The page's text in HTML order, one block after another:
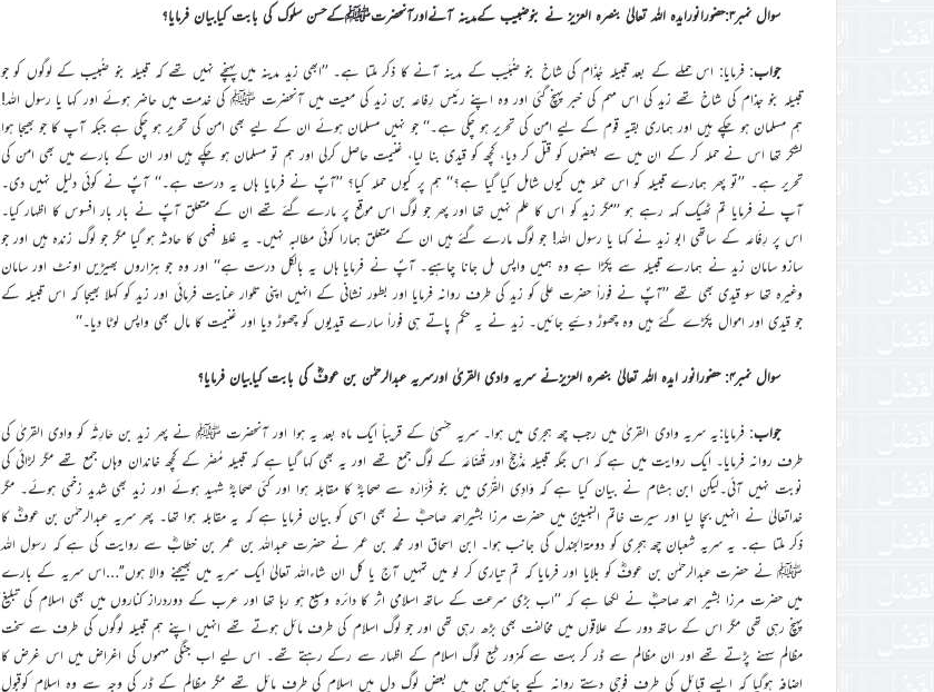
سوال نمبر۳:حضورانورایدہ اللہ تعالیٰ بنصرہ العزیز نے بنوضبیب کےمدینہ آنےاورآنحضرتﷺکےحسن سلوک کی بابت کیابیان فرمایا؟
جواب: فرمایا: اس حملے کے بعد قبیلہ جُذَام کی شاخ بنو ضُبَیب کے مدینہ آنے کا ذکر ملتا ہے۔ ’’ابھی زید مدینہ میں پہنچے نہیں تھے کہ قبیلہ بنو ضُبیب کے لوگوں کو جو
قبیلہ بنو جذام کی شاخ تھے زید کی اس مہم کی خبر پہنچ گئی اور وہ اپنے رئیس رِفاعہ بن زید کی معیت میں آنحضرت ﷺ کی خدمت میں حاضر ہوئے اور کہا یا رسول اللہ!
ہم مسلمان ہو چکے ہیں اور ہماری بقیہ قوم کے لیے امن کی تحریر ہو چکی ہے۔‘‘ جو نہیں مسلمان ہوئے ان کے لیے بھی امن کی تحریر ہو چکی ہے جبکہ آپ کا جو بھیجا ہوا
لشکر تھا اس نے حملہ کر کے ان میں سے بعضوں کو قتل کر دیا، کچھ کو قیدی بنا لیا، غنیمت حاصل کرلی اور ہم تو مسلمان ہو چکے ہیں اور ان کے بارے میں بھی امن کی
تحریر ہے۔ ’’تو پھر ہمارے قبیلہ کو اس حملہ میں کیوں شامل کیا گیا ہے؟‘‘ ہم پر کیوں حملہ کیا؟ ’’آپؐ نے فرمایا ہاں یہ درست ہے۔‘‘ آپؐ نے کوئی دلیل نہیں دی۔
آپ نے فرمایا تم ٹھیک کہہ رہے ہو ’’مگر زید کو اس کا علم نہیں تھا اور پھر جو لوگ اس موقع پر مارے گئے تھے ان کے متعلق آپؐ نے بار بار افسوس کا اظہار کیا۔
اس پر رِفَاعہ کے ساتھی ابو زید نے کہا یا رسول اللہ! جو لوگ مارے گئے ہیں ان کے متعلق ہمارا کوئی مطالبہ نہیں۔ یہ غلط فہمی کا حادثہ ہو گیا مگر جو لوگ زندہ ہیں اور جو
سازو سامان زید نے ہمارے قبیلہ سے پکڑا ہے وہ ہمیں واپس مل جانا چاہیے۔ آپؐ نے فرمایا ہاں یہ بالکل درست ہے‘‘ اور وہ جو ہزاروں بھیڑیں اونٹ اور سامان
وغیرہ تھا سو قیدی بھی تھے ’’آپؐ نے فوراً حضرت علی کو زید کی طرف روانہ فرمایا اور بطور نشانی کے انہیں اپنی تلوار عنایت فرمائی اور زید کو کہلا بھیجا کہ اس قبیلہ کے
جو قیدی اور اموال پکڑے گئے ہیں وہ چھوڑ دئیے جائیں۔ زید نے یہ حکم پاتے ہی فوراً سارے قیدیوں کو چھوڑ دیا اور غنیمت کا مال بھی واپس لوٹا دیا۔‘‘
سوال نمبر۴: حضورانور ایدہ اللہ تعالیٰ بنصرہ العزیزنے سریہ وادی القریٰ اورسریہ عبدالرحمٰن بن عوفؓ کی بابت کیابیان فرمایا؟
جواب: فرمایا:یہ سریہ وادی القریٰ میں رجب چھ ہجری میں ہوا۔ سریہ حِسْمیٰ کے قریباً ایک ماہ بعد یہ ہوا اور آنحضرت ﷺ نے پھر زید بن حَارِثَہ کو وادی القریٰ کی
طرف روانہ فرمایا۔ ایک روایت میں ہے کہ اس جگہ قبیلہ مَذْحِجْ اور قُضَاعَہ کے لوگ جمع تھے اور یہ بھی کہا گیا ہے کہ قبیلہ مُضَر کے کچھ خاندان وہاں جمع تھے مگر لڑائی کی
نوبت نہیں آئی۔لیکن ابن ہشام نے بیان کیا ہے کہ وَادِی القُرٰی میں بنو فَزَارَہ سے صحابہؓ کا مقابلہ ہوا اور کئی صحابہؓ شہید ہوئے اور زید بھی شدید زخمی ہوئے۔ مگر
خداتعالیٰ نے انہیں بچا لیا اور سیرت خاتم النبیینؐ میں حضرت مرزا بشیراحمد صاحبؓ نے بھی اسی کو بیان فرمایا ہے کہ یہ مقابلہ ہوا تھا۔ پھر سریہ عبدالرحمٰن بن عوفؓ کا
ذکر ملتا ہے۔ یہ سریہ شعبان چھ ہجری کو دومۃالجندل کی جانب ہوا۔ ابن اسحاق اور محمد بن عمر نے حضرت عبداللہ بن عمر بن خطابؓ سے روایت کی ہے کہ رسول اللہ
ﷺ نے حضرت عبدالرحمٰن بن عوفؓ کو بلایا اور فرمایا کہ تم تیاری کر لو میں تمہیں آج یا کل ان شاءاللہ تعالیٰ ایک سریہ میں بھیجنے والا ہوں’’…اس سریہ کے بارے
میں حضرت مرزا بشیر احمد صاحبؓ نے لکھا ہے کہ ’’اب بڑی سرعت کے ساتھ اسلامی اثر کا دائرہ وسیع ہو رہا تھا اور عرب کے دوردراز کناروں میں بھی اسلام کی تبلیغ
پہنچ رہی تھی مگر اس کے ساتھ دور کے علاقوں میں مخالفت بھی بڑھ رہی تھی اور جو لوگ اسلام کی طرف مائل ہوتے تھے انہیں اپنے ہم قبیلہ لوگوں کی طرف سے سخت
مظالم سہنے پڑتے تھے اور ان مظالم سے ڈر کر بہت سے کمزور طبع لوگ اسلام کے اظہار سے رکے رہتے تھے۔ اس لیے اب جنگی مہموں کی اغراض میں اس غرض کا
اضافہ ہوگیا کہ ایسے قبائل کی طرف فوجی دستے روانہ کیے جائیں جن میں بعض لوگ دل میں اسلام کی طرف مائل تھے مگر مظالم کے ڈر کی وجہ سے وہ اسلام کوقبول